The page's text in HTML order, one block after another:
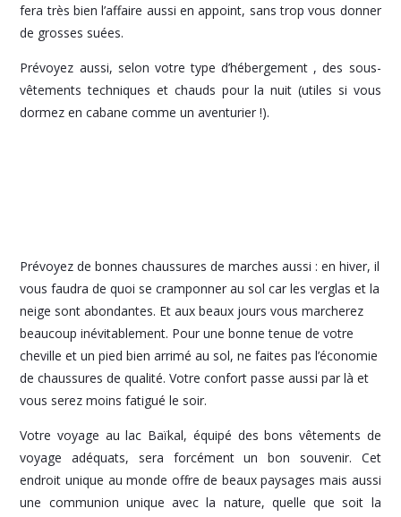
fera très bien l’affaire aussi en appoint, sans trop vous donner
de grosses suées.
Prévoyez aussi, selon votre type d’hébergement , des sous-
vêtements techniques et chauds pour la nuit (utiles si vous
dormez en cabane comme un aventurier !).
Prévoyez de bonnes chaussures de marches aussi : en hiver, il
vous faudra de quoi se cramponner au sol car les verglas et la
neige sont abondantes. Et aux beaux jours vous marcherez
beaucoup inévitablement. Pour une bonne tenue de votre
cheville et un pied bien arrimé au sol, ne faites pas l’économie
de chaussures de qualité. Votre confort passe aussi par là et
vous serez moins fatigué le soir.
Votre voyage au lac Baïkal, équipé des bons vêtements de
voyage adéquats, sera forcément un bon souvenir. Cet
endroit unique au monde offre de beaux paysages mais aussi
une communion unique avec la nature, quelle que soit la